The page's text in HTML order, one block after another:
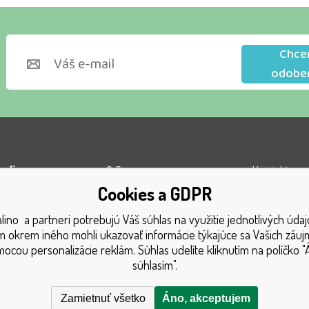
s.r.o.
Český Těšín
O firme
Obchodné podmienky
Doprava
Platba
GDPR
Reklamačný poriadok
Kontakty
Získané
Katalóg
Cookies a GDPR
a partneri potrebujú Váš súhlas na využitie jednotlivých
okrem iného mohli ukazovať informácie týkajúce sa Vašich
personalizácie reklám. Súhlas udelíte kliknutím na políčko
súhlasím".
Zamietnuť všetko Áno, akceptujem